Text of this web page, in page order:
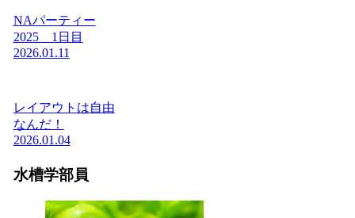
NAパーティー
2025 1日目
2026.01.11
レイアウトは自由
なんだ！
2026.01.04
水槽学部員